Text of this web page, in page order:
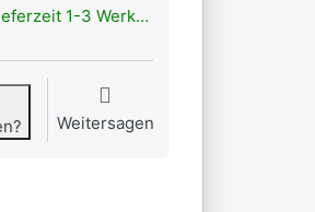
1-3 Werktage.
Weitersagen